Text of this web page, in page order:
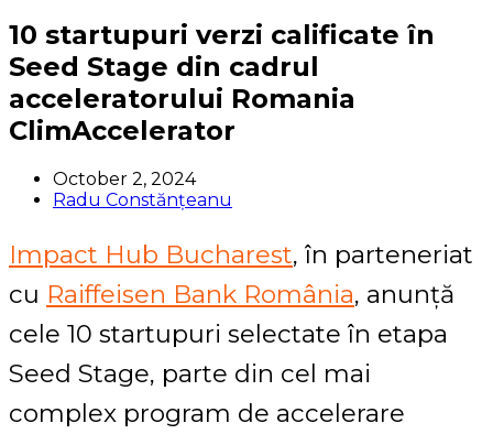
10 startupuri verzi calificate în
Seed Stage din cadrul
acceleratorului Romania
ClimAccelerator
October 2, 2024
Radu Constănțeanu
Impact Hub Bucharest, în parteneriat
cu Raiffeisen Bank România, anunță
cele 10 startupuri selectate în etapa
Seed Stage, parte din cel mai
complex program de accelerare